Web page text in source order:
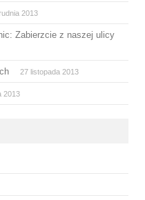
2013
Zabierzcie z naszej ulicy
27 listopada 2013
2013